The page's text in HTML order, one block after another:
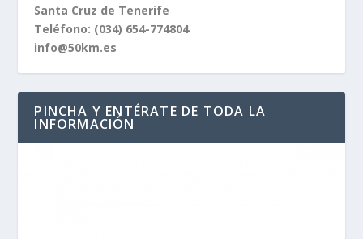
Santa Cruz de Tenerife
Teléfono: (034) 654-774804
info@50km.es
PINCHA Y ENTÉRATE DE TODA LA
INFORMACIÓN